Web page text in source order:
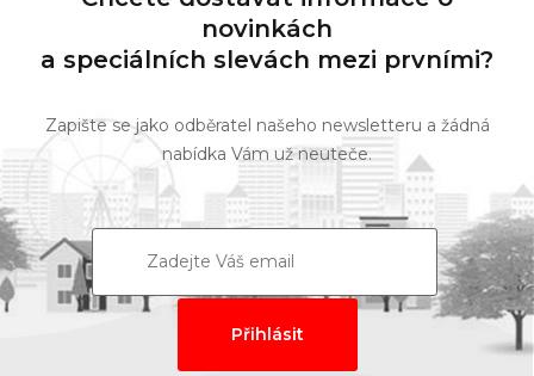
novinkách
a speciálních slevách mezi prvními?
Zapište se jako odběratel našeho newsletteru a žádná
nabídka Vám už neuteče.